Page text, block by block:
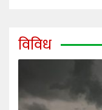
विविध